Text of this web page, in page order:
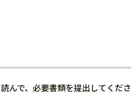
んで、必要書類を提出してくださ